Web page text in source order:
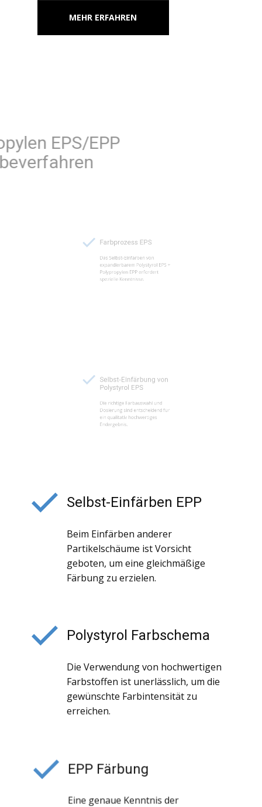
MEHR ERFAHREN
Polypropylen EPS/EPP
Färbeverfahren
Das Selbst-Einfärben von
expandierbarem Polystyrol EPS +
Polypropylen EPP erfordert
Die richtige Farbauswahl und
Dosierung sind entscheidend für
ein qualitativ hochwertiges
Selbst-Einfärben EPP
Beim Einfärben anderer
Partikelschäume ist Vorsicht
geboten, um eine gleichmäßige
Färbung zu erzielen.
Polystyrol Farbschema
Die Verwendung von hochwertigen
Farbstoffen ist unerlässlich, um die
gewünschte Farbintensität zu
erreichen.
EPP Färbung
Eine genaue Kenntnis der